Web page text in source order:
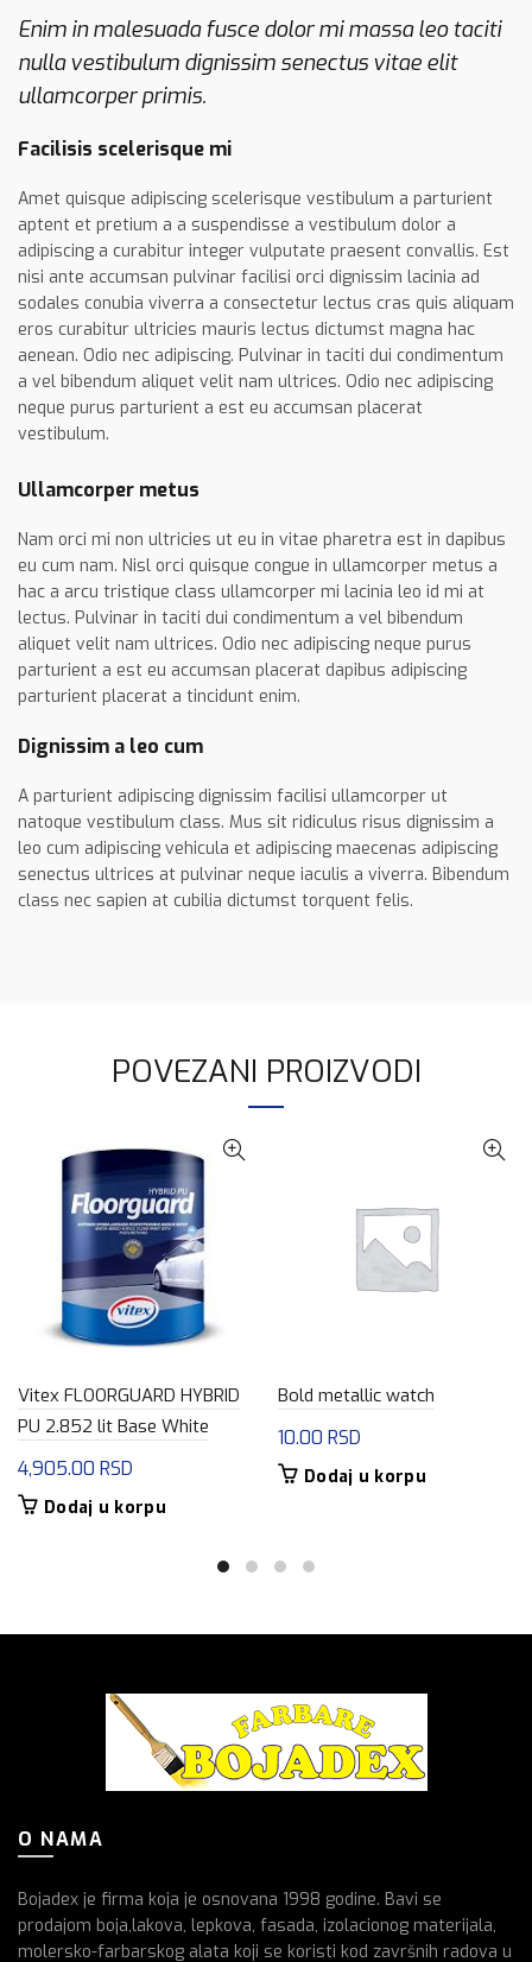
Enim in malesuada fusce dolor mi massa leo taciti
nulla vestibulum dignissim senectus vitae elit
ullamcorper primis.
Facilisis scelerisque mi
Amet quisque adipiscing scelerisque vestibulum a parturient
aptent et pretium a a suspendisse a vestibulum dolor a
adipiscing a curabitur integer vulputate praesent convallis. Est
nisi ante accumsan pulvinar facilisi orci dignissim lacinia ad
sodales conubia viverra a consectetur lectus cras quis aliquam
eros curabitur ultricies mauris lectus dictumst magna hac
aenean. Odio nec adipiscing. Pulvinar in taciti dui condimentum
a vel bibendum aliquet velit nam ultrices. Odio nec adipiscing
neque purus parturient a est eu accumsan placerat
vestibulum.
Ullamcorper metus
Nam orci mi non ultricies ut eu in vitae pharetra est in dapibus
eu cum nam. Nisl orci quisque congue in ullamcorper metus a
hac a arcu tristique class ullamcorper mi lacinia leo id mi at
lectus. Pulvinar in taciti dui condimentum a vel bibendum
aliquet velit nam ultrices. Odio nec adipiscing neque purus
parturient a est eu accumsan placerat dapibus adipiscing
parturient placerat a tincidunt enim.
Dignissim a leo cum
A parturient adipiscing dignissim facilisi ullamcorper ut
natoque vestibulum class. Mus sit ridiculus risus dignissim a
leo cum adipiscing vehicula et adipiscing maecenas adipiscing
senectus ultrices at pulvinar neque iaculis a viverra. Bibendum
class nec sapien at cubilia dictumst torquent felis.
POVEZANI PROIZVODI
Vitex FLOORGUARD HYBRID
PU 2.852 lit Base White
4,905.00 RSD
Dodaj u korpu
Bold metallic watch
10.00 RSD
Dodaj u korpu
O NAMA
Bojadex je firma koja je osnovana 1998 godine. Bavi se
prodajom boja,lakova, lepkova, fasada, izolacionog materijala,
molersko-farbarskog alata koji se koristi kod završnih radova u